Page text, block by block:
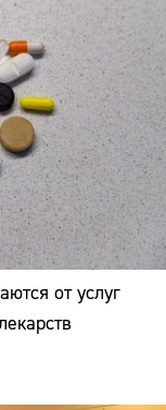
от услуг